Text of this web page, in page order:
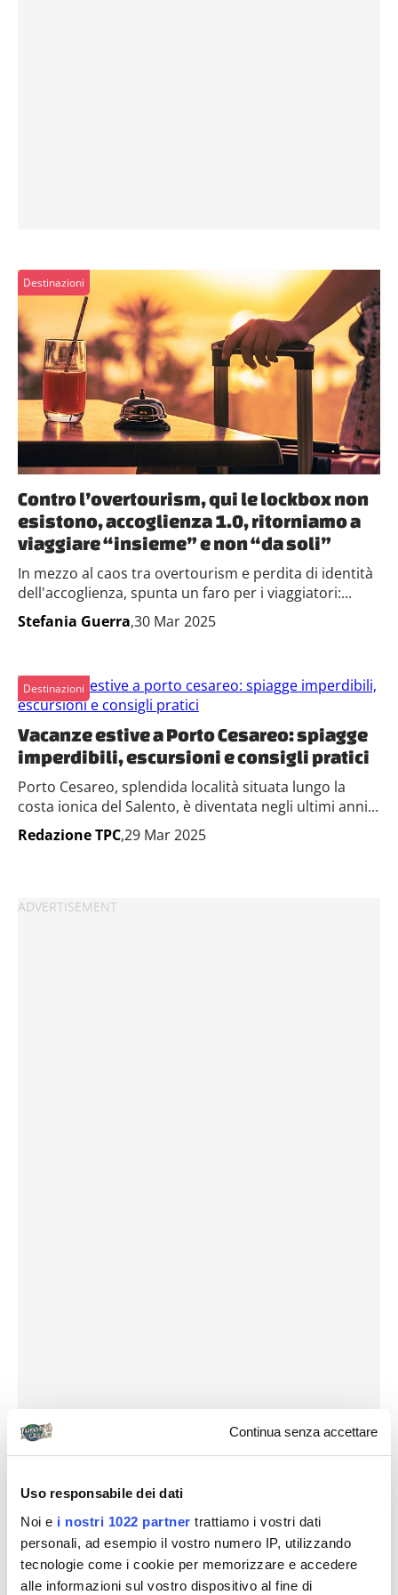
Continua senza accettare
Uso responsabile dei dati
Noi e i nostri 1022 partner trattiamo i vostri dati
personali, ad esempio il vostro numero IP, utilizzando
tecnologie come i cookie per memorizzare e accedere
alle informazioni sul vostro dispositivo al fine di
Destinazioni
Contro l’overtourism, qui le lockbox non
esistono, accoglienza 1.0, ritorniamo a
viaggiare “insieme” e non “da soli”
In mezzo al caos tra overtourism e perdita di identità
dell'accoglienza, spunta un faro per i viaggiatori:...
Stefania Guerra,30 Mar 2025
Destinazioni
Vacanze estive a Porto Cesareo: spiagge
imperdibili, escursioni e consigli pratici
Porto Cesareo, splendida località situata lungo la
costa ionica del Salento, è diventata negli ultimi anni...
Redazione TPC,29 Mar 2025
Destinazioni